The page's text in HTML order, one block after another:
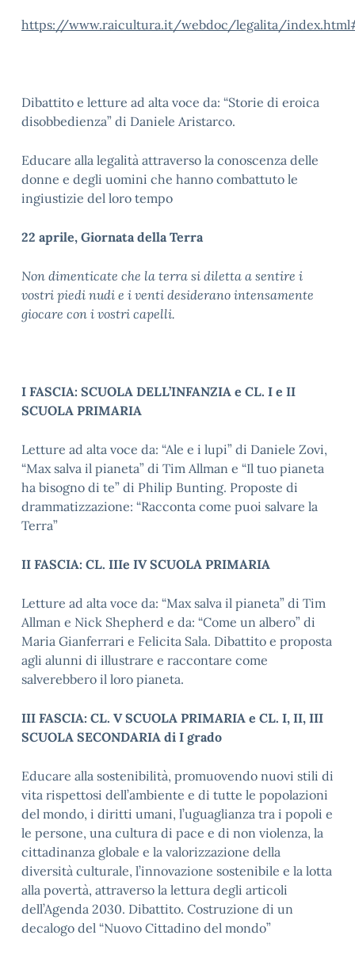
https://www.raicultura.it/webdoc/legalita/
Dibattito e letture ad alta voce da: “Storie di eroica
disobbedienza” di Daniele Aristarco.
Educare alla legalità attraverso la conoscenza delle
donne e degli uomini che hanno combattuto le
ingiustizie del loro tempo
22 aprile, Giornata della Terra
Non dimenticate che la terra si diletta a sentire i
vostri piedi nudi e i venti desiderano intensamente
giocare con i vostri capelli.
I FASCIA: SCUOLA DELL’INFANZIA e CL. I e II
SCUOLA PRIMARIA
Letture ad alta voce da: “Ale e i lupi” di Daniele Zovi,
“Max salva il pianeta” di Tim Allman e “Il tuo pianeta
ha bisogno di te” di Philip Bunting. Proposte di
drammatizzazione: “Racconta come puoi salvare la
Terra”
II FASCIA: CL. IIIe IV SCUOLA PRIMARIA
Letture ad alta voce da: “Max salva il pianeta” di Tim
Allman e Nick Shepherd e da: “Come un albero” di
Maria Gianferrari e Felicita Sala. Dibattito e proposta
agli alunni di illustrare e raccontare come
salverebbero il loro pianeta.
III FASCIA: CL. V SCUOLA PRIMARIA e CL. I, II, III
SCUOLA SECONDARIA di I grado
Educare alla sostenibilità, promuovendo nuovi stili di
vita rispettosi dell’ambiente e di tutte le popolazioni
del mondo, i diritti umani, l’uguaglianza tra i popoli e
le persone, una cultura di pace e di non violenza, la
cittadinanza globale e la valorizzazione della
diversità culturale, l’innovazione sostenibile e la lotta
alla povertà, attraverso la lettura degli articoli
dell’Agenda 2030. Dibattito. Costruzione di un
decalogo del “Nuovo Cittadino del mondo”